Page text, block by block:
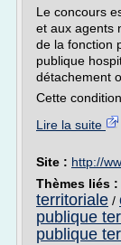
Le concours
et aux agents
de la fonction
publique
détachement
Cette
Lire la suite
Site : http://
Thèmes liés :
territoriale /
publique
publique